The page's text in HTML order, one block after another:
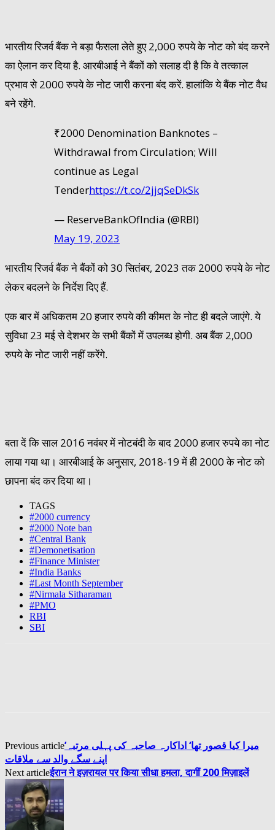
भारतीय रिजर्व बैंक ने बड़ा फैसला लेते हुए 2,000 रुपये के नोट को बंद करने
का ऐलान कर दिया है. आरबीआई ने बैंकों को सलाह दी है कि वे तत्काल
प्रभाव से 2000 रुपये के नोट जारी करना बंद करें. हालांकि ये बैंक नोट वैध
बने रहेंगे.
₹2000 Denomination Banknotes –
Withdrawal from Circulation; Will
continue as Legal
Tenderhttps://t.co/2jjqSeDkSk
— ReserveBankOfIndia (@RBI)
May 19, 2023
भारतीय रिजर्व बैंक ने बैंकों को 30 सितंबर, 2023 तक 2000 रुपये के नोट
लेकर बदलने के निर्देश दिए हैं.
एक बार में अधिकतम 20 हजार रुपये की कीमत के नोट ही बदले जाएंगे. ये
सुविधा 23 मई से देशभर के सभी बैंकों में उपलब्ध होगी. अब बैंक 2,000
रुपये के नोट जारी नहीं करेंगे.
बता दें कि साल 2016 नवंबर में नोटबंदी के बाद 2000 हजार रुपये का नोट
लाया गया था। आरबीआई के अनुसार, 2018-19 में ही 2000 के नोट को
छापना बंद कर दिया था।
TAGS
#2000 currency
#2000 Note ban
#Central Bank
#Demonetisation
#Finance Minister
#India Banks
#Last Month September
#Nirmala Sitharaman
#PMO
RBI
SBI
Previous article’میرا کیا قصور تھا‘ اداکارہ صاحبہ کی پہلی مرتبہ
اپنے سگے والد سے ملاقات
Next articleईरान ने इज़रायल पर किया सीधा हमला, दागीं 200 मिज़ाइलें